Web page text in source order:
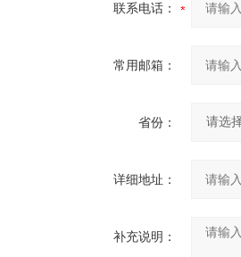
联系电话：
常用邮箱：
省份：
详细地址：
补充说明：